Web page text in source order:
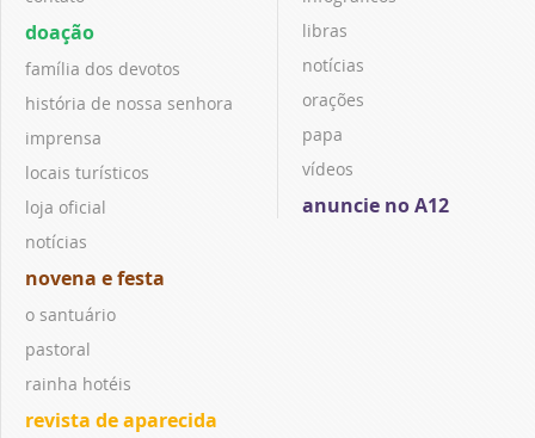
doação
família dos devotos
história de nossa senhora
imprensa
locais turísticos
loja oficial
notícias
novena e festa
o santuário
pastoral
rainha hotéis
revista de aparecida
libras
notícias
orações
papa
vídeos
anuncie no A12